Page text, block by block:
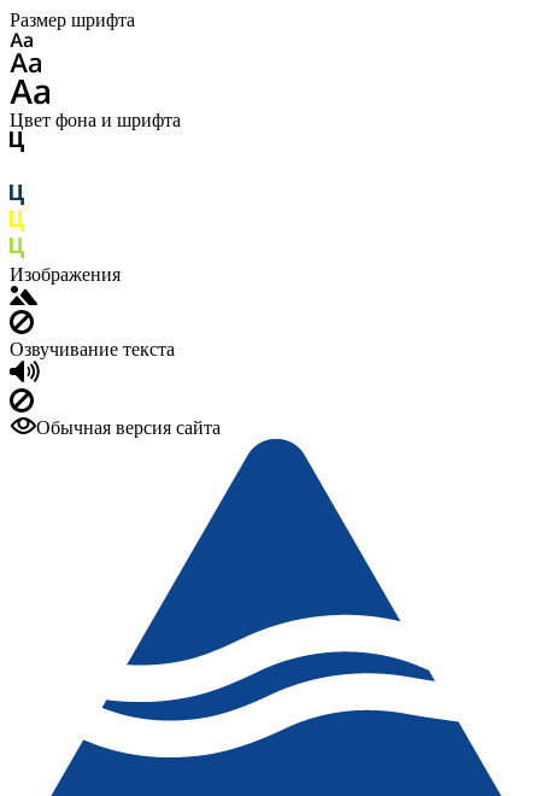
Размер шрифта
Цвет фона и шрифта
Изображения
Озвучивание текста
Обычная версия сайта